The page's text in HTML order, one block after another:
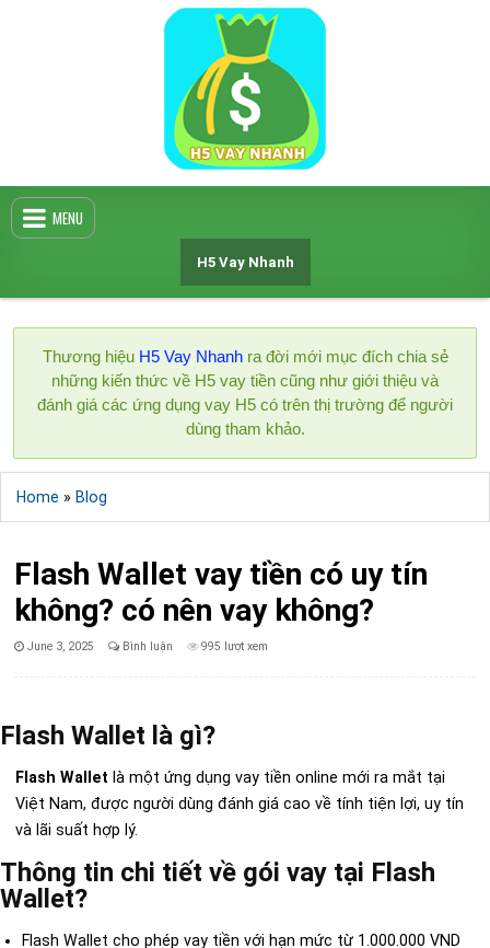
MENU
H5 Vay Nhanh
Thương hiệu H5 Vay Nhanhra đời mới mục đích chia sẻ
những kiến thức về H5 vay tiền cũng như giới thiệu và
đánh giá các ứng dụng vay H5 có trên thị trường để người
dùng tham khảo.
Home » Blog
Flash Wallet vay tiền có uy tín
không? có nên vay không?
Published
June 3, 2025 Bình luận 995 lượt xem
Flash Wallet là gì?
Flash Wallet là một ứng dụng vay tiền online mới ra mắt tại
Việt Nam, được người dùng đánh giá cao về tính tiện lợi, uy tín
và lãi suất hợp lý.
Thông tin chi tiết về gói vay tại Flash
Wallet?
Flash Wallet cho phép vay tiền với hạn mức từ 1.000.000 VND